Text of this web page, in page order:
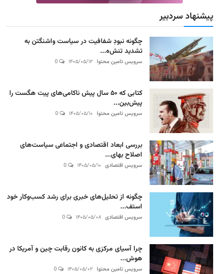
پیشنهاد سردبیر
چگونه نبودِ شفافیت در سیاست واشنگتن به
تشدید تنش‌ه...
سرویس تامین محتوا ۱۴۰۵/۰۵/۱۲
کتابی که ۵۰ سال پیش ناکامی‌های پیت هگست را
پیش‌بین...
سرویس تامین محتوا ۱۴۰۵/۰۵/۱۰
بررسی ابعاد اقتصادی و اجتماعی سیاست‌های
اصلاح بهای...
سرویس اقتصادی ۱۴۰۵/۰۵/۱۰
چگونه از تحلیل‌های خبری برای رشد کسب‌وکار خود
استف...
سرویس اقتصادی ۱۴۰۵/۰۵/۰۸
چرا آسیای مرکزی به کانون رقابت چین و آمریکا در
هوش...
سرویس تامین محتوا ۱۴۰۵/۰۵/۰۲